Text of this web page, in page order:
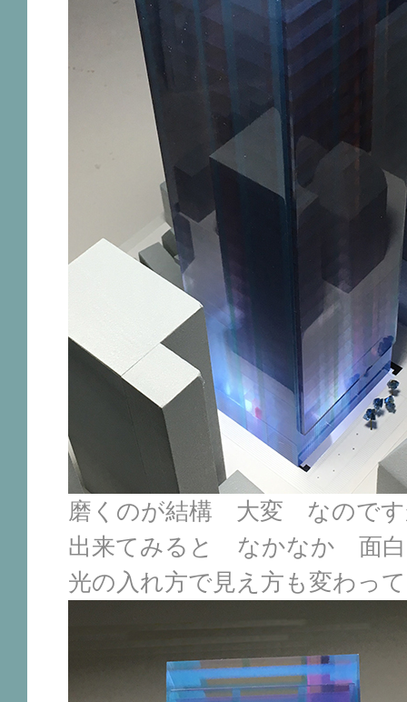
磨くのが結構 大変 なので
出来てみると なかなか 面
光の入れ方で見え方も変わっ